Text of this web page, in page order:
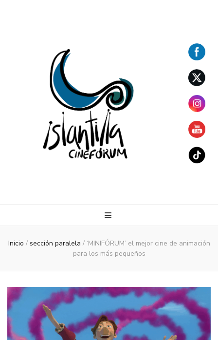
Inicio / sección paralela / ‘MINIFÓRUM’ el mejor cine de animación
para los más pequeños